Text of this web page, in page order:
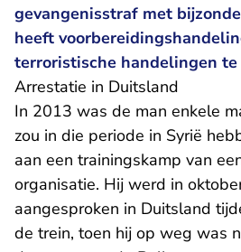
gevangenisstraf met
heeft
terroristische handelingen
Arrestatie in Duitsland
In 2013 was de man enkele
zou in die periode in Syrië
aan een trainingskamp van
organisatie. Hij werd in
aangesproken in Duitsland
de trein, toen hij op weg was